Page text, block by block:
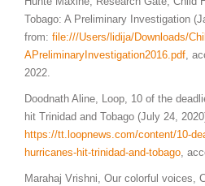
Tobago: A Preliminary Investigation
from: file:///Users/lidija/Downloads/
APreliminaryInvestigation2016.pdf,
2022.
Doodnath Aline, Loop, 10 of the
hit Trinidad and Tobago (July 24,
https://tt.loopnews.com/content/10-
hurricanes-hit-trinidad-and-tobago,
Marahaj Vrishni, Our colorful voices,